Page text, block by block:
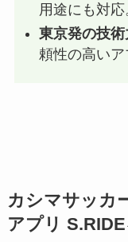
用途にも対応
東京発の技術
頼性の高いア
カシマサッカ
アプリ